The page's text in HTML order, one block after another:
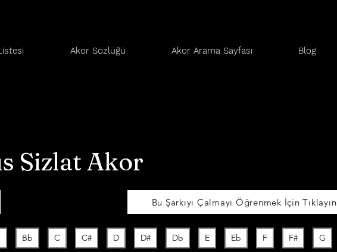
Akor Sözlüğü Akor Arama Sayfası Blog
Sizlat Akor
Bu Şarkıyı Çalmayı Öğrenmek İçin Tıklayın
Bb C C# D D# Db E Eb F F# G